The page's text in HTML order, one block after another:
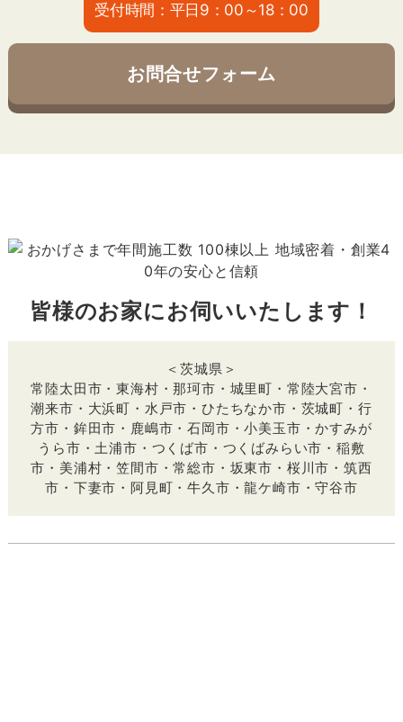
受付時間：平日9：00～18：00
お問合せフォーム
皆様のお家にお伺いいたします！
＜茨城県＞
常陸太田市・東海村・那珂市・城里町・常陸大宮市・
潮来市・大浜町・水戸市・ひたちなか市・茨城町・行
方市・鉾田市・鹿嶋市・石岡市・小美玉市・かすみが
うら市・土浦市・つくば市・つくばみらい市・稲敷
市・美浦村・笠間市・常総市・坂東市・桜川市・筑西
市・下妻市・阿見町・牛久市・龍ケ崎市・守谷市